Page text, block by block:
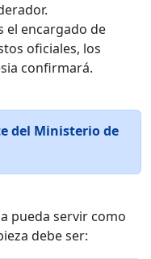
el encargado de
oficiales, los
confirmará.
del Ministerio de
pueda servir como
debe ser: